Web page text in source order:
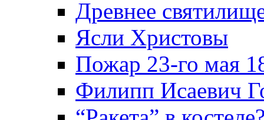
Древнее
Ясли Христовы
Пожар 23-го мая
Филипп Исаевич